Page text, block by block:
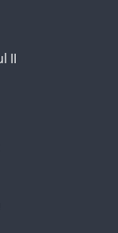
II